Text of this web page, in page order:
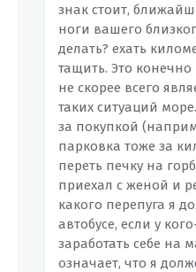
знак стоит,
ноги вашего
делать? ехать
тащить. Это
не скорее всего
таких ситуаций
за покупкой
парковка тоже за
переть печку на
приехал с женой и
какого перепуга я
автобусе, если у
заработать себе на
означает, что я